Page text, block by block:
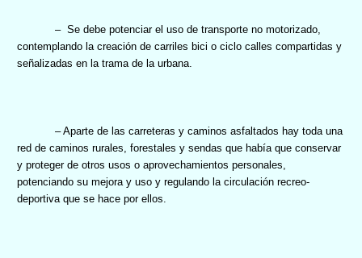
– Se debe potenciar el uso de transporte no motorizado,
contemplando la creación de carriles bici o ciclo calles compartidas y
señalizadas en la trama de la urbana.
– Aparte de las carreteras y caminos asfaltados hay toda una
red de caminos rurales, forestales y sendas que había que conservar
y proteger de otros usos o aprovechamientos personales,
potenciando su mejora y uso y regulando la circulación recreo-
deportiva que se hace por ellos.